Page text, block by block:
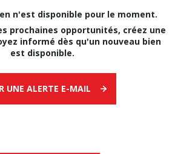
n'est disponible pour le moment.
prochaines opportunités, créez une
informé dès qu'un nouveau bien
est disponible.
UNE ALERTE E-MAIL